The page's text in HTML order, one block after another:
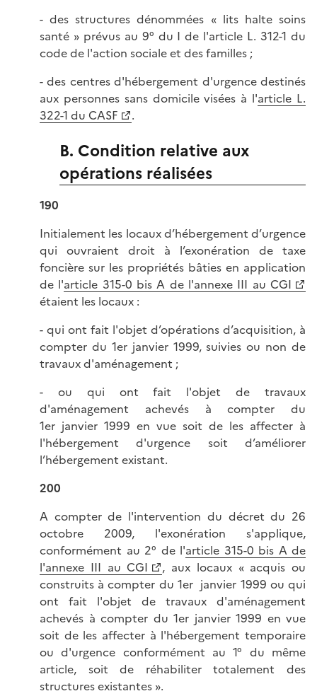
- des structures dénommées « lits halte soins
santé » prévus au 9° du I de l'article L. 312-1 du
code de l'action sociale et des familles ;
- des centres d'hébergement d'urgence destinés
aux personnes sans domicile visées à l'article L.
322-1 du CASF
.
B. Condition relative aux
opérations réalisées
190
Initialement les locaux d’hébergement d’urgence
qui ouvraient droit à l’exonération de taxe
foncière sur les propriétés bâties en application
de l'article 315-0 bis A de l'annexe III au CGI
étaient les locaux :
- qui ont fait l'objet d’opérations d’acquisition, à
compter du 1er janvier 1999, suivies ou non de
travaux d'aménagement ;
- ou qui ont fait l'objet de travaux
d'aménagement achevés à compter du
1er janvier 1999 en vue soit de les affecter à
l'hébergement d'urgence soit d’améliorer
l’hébergement existant.
200
A compter de l'intervention du décret du 26
octobre 2009, l'exonération s'applique,
conformément au 2° de l'article 315-0 bis A de
l'annexe III au CGI
, aux locaux « acquis ou
construits à compter du 1er janvier 1999 ou qui
ont fait l'objet de travaux d'aménagement
achevés à compter du 1er janvier 1999 en vue
soit de les affecter à l'hébergement temporaire
ou d'urgence conformément au 1° du même
article, soit de réhabiliter totalement des
structures existantes ».